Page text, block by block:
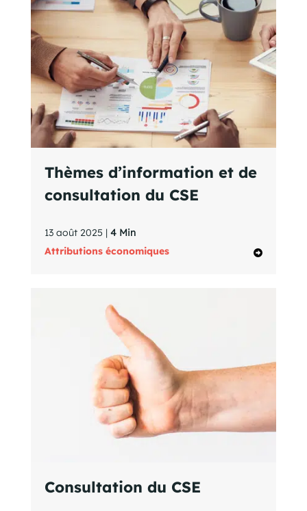
Thèmes d’information et de
consultation du CSE
13 août 2025 | 4 Min
Attributions économiques
Consultation du CSE